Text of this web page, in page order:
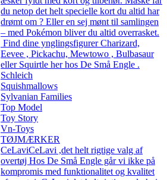
du netop det helt specielle kort du altid har
drømt om ? Eller en sej mønt til samlingen
– med Pokémon bliver du altid overrasket.
Find dine ynglingsfigurer Charizard,
Eevee , Pickachu, Mewtowo , Bulbasaur
eller Squirtle her hos De Små Engle .
Schleich
Squishmallows
Sylvanian Families
Top Model
Toy Story
Vn-Toys
TØJMÆRKER
CeLaviCeLavi ,det helt rigtige valg af
overtøj Hos De Små Engle går vi ikke på
kompromis med funktionalitet og kvalitet